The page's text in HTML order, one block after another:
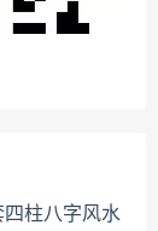
柱八字风水